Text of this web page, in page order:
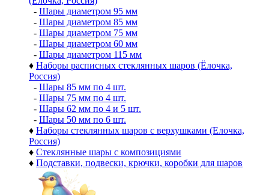
- Шары диаметром 95 мм
- Шары диаметром 85 мм
- Шары диаметром 75 мм
- Шары диаметром 60 мм
- Шары диаметром 115 мм
♦ Наборы расписных стеклянных шаров (Ёлочка,
Россия)
- Шары 85 мм по 4 шт.
- Шары 75 мм по 4 шт.
- Шары 62 мм по 4 и 5 шт.
- Шары 50 мм по 6 шт.
♦ Наборы стеклянных шаров с верхушками (Елочка,
Россия)
♦ Стеклянные шары с композициями
♦ Подставки, подвески, крючки, коробки для шаров